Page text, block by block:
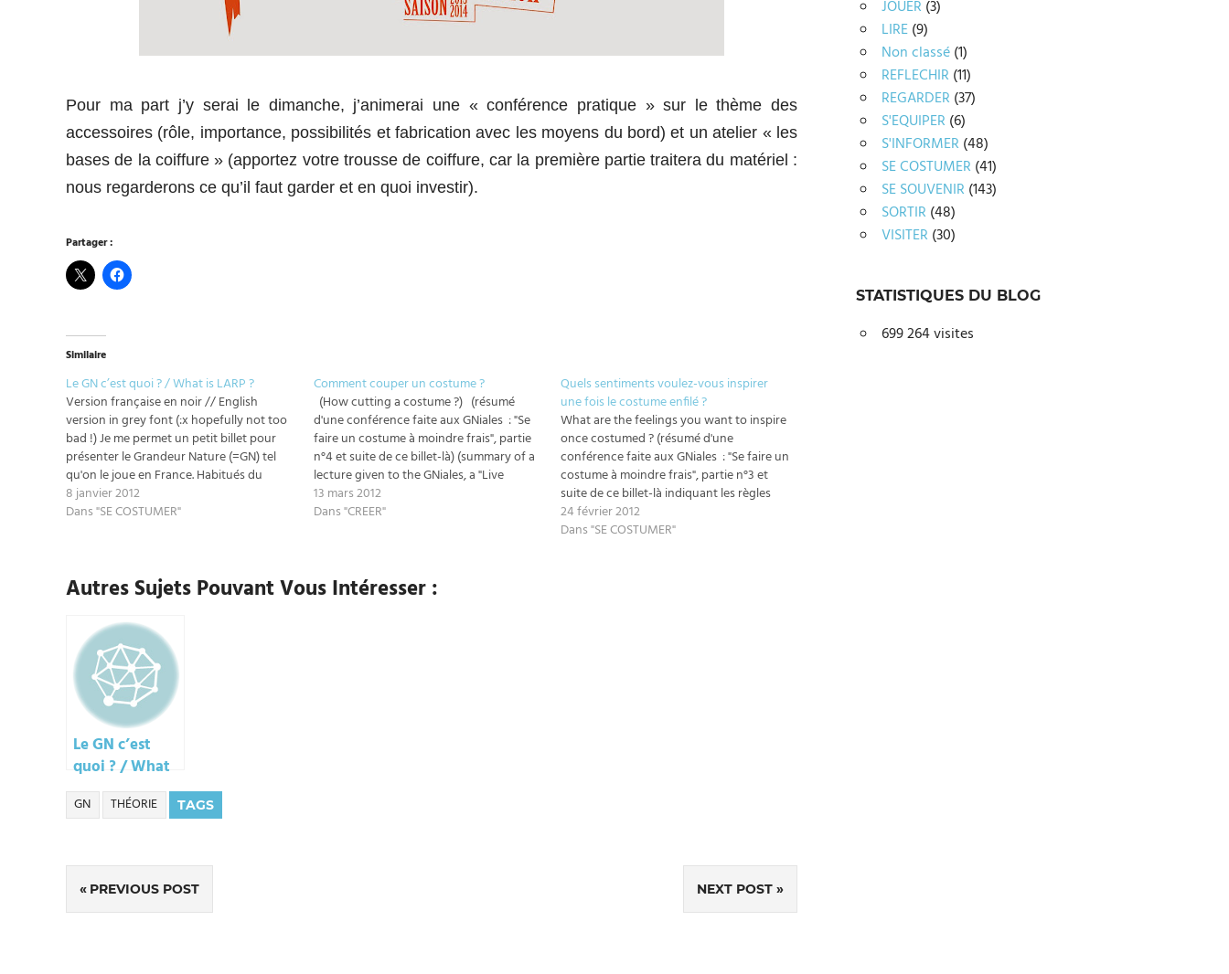
Pour ma part j’y serai le dimanche, j’animerai une « conférence pratique » sur le thème des
accessoires (rôle, importance, possibilités et fabrication avec les moyens du bord) et un atelier « les
bases de la coiffure » (apportez votre trousse de coiffure, car la première partie traitera du matériel :
nous regarderons ce qu’il faut garder et en quoi investir).
Partager :
Similaire
Le GN c’est quoi ? / What is LARP ?
Version française en noir // English
version in grey font (:x hopefully not too
bad !) Je me permet un petit billet pour
présenter le Grandeur Nature (=GN) tel
qu'on le joue en France. Habitués du
genre, passez votre chemin ! Car ce petit
texte n'a d'intérêt que pour ceux…
8 janvier 2012
Dans "SE COSTUMER"
Comment couper un costume ?
(How cutting a costume ?) (résumé
d'une conférence faite aux GNiales : "Se
faire un costume à moindre frais", partie
n°4 et suite de ce billet-là) (summary of a
lecture given to the GNiales, a "Live
Action Role Playing Game" symposium :
"Getting a costume cheaply", part 4…
13 mars 2012
Dans "CREER"
Quels sentiments voulez-vous inspirer
une fois le costume enfilé ?
What are the feelings you want to inspire
once costumed ? (résumé d'une
conférence faite aux GNiales : "Se faire un
costume à moindre frais", partie n°3 et
suite de ce billet-là indiquant les règles
d'or en matière de costumes pour les jeux
de rôles Grandeur Nature) (summary of a
24 février 2012
Dans "SE COSTUMER"
Autres Sujets Pouvant Vous Intéresser :
Le GN c’est
quoi ? / What
is LARP ?
TAGS
GN THÉORIE
Navigation
de
PREVIOUS POST NEXT POST
JOUER (3)
LIRE(9)
Non classé(1)
REFLECHIR (11)
REGARDER (37)
S'EQUIPER (6)
S'INFORMER (48)
SE COSTUMER (41)
SE SOUVENIR (143)
SORTIR (48)
VISITER (30)
STATISTIQUES DU BLOG
699 264 visites